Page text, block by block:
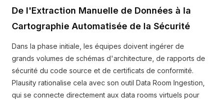
De l'Extraction Manuelle de Données à la
Cartographie Automatisée de la Sécurité
Dans la phase initiale, les équipes doivent ingérer de
grands volumes de schémas d'architecture, de rapports de
sécurité du code source et de certificats de conformité.
Plausity rationalise cela avec son outil Data Room Ingestion,
qui se connecte directement aux data rooms virtuels pour